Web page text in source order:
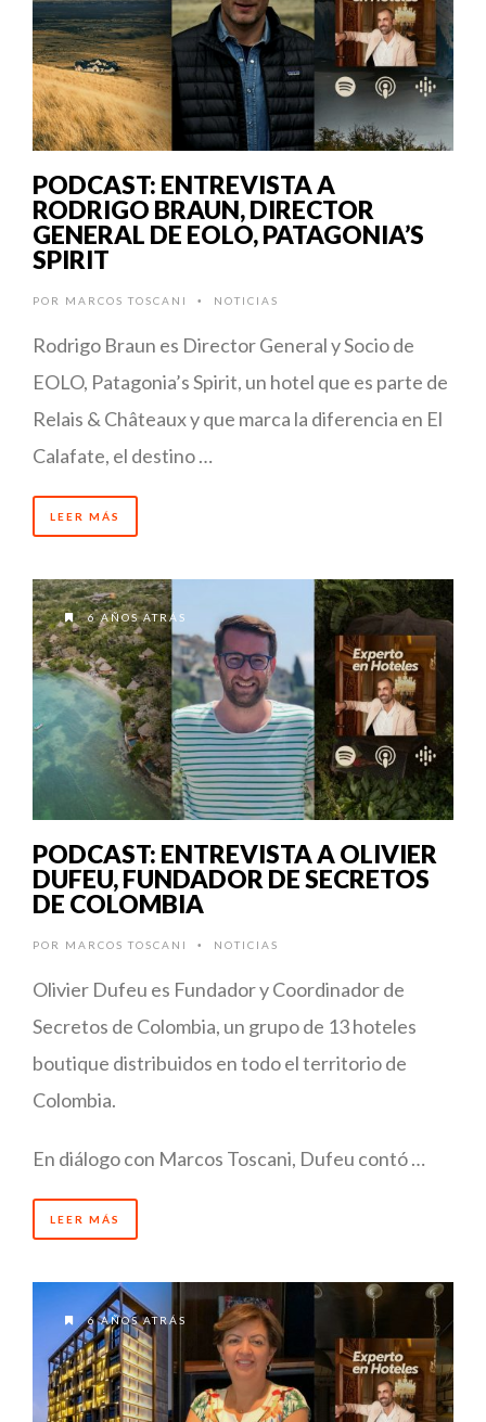
PODCAST: ENTREVISTA A
RODRIGO BRAUN, DIRECTOR
GENERAL DE EOLO, PATAGONIA’S
SPIRIT
POR MARCOS TOSCANI • NOTICIAS
Rodrigo Braun es Director General y Socio de
EOLO, Patagonia’s Spirit, un hotel que es parte de
Relais & Châteaux y que marca la diferencia en El
Calafate, el destino …
LEER MÁS
6 AÑOS ATRÁS
PODCAST: ENTREVISTA A OLIVIER
DUFEU, FUNDADOR DE SECRETOS
DE COLOMBIA
POR MARCOS TOSCANI • NOTICIAS
Olivier Dufeu es Fundador y Coordinador de
Secretos de Colombia, un grupo de 13 hoteles
boutique distribuidos en todo el territorio de
Colombia.
En diálogo con Marcos Toscani, Dufeu contó …
LEER MÁS
6 AÑOS ATRÁS